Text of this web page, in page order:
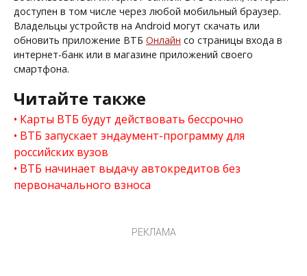
доступен в том числе через любой мобильный браузер.
Владельцы устройств на Android могут скачать или
обновить приложение ВТБ Онлайн со страницы входа в
интернет-банк или в магазине приложений своего
смартфона.
Читайте также
Карты ВТБ будут действовать бессрочно
ВТБ запускает эндаумент-программу для
российских вузов
ВТБ начинает выдачу автокредитов без
первоначального взноса
РЕКЛАМА